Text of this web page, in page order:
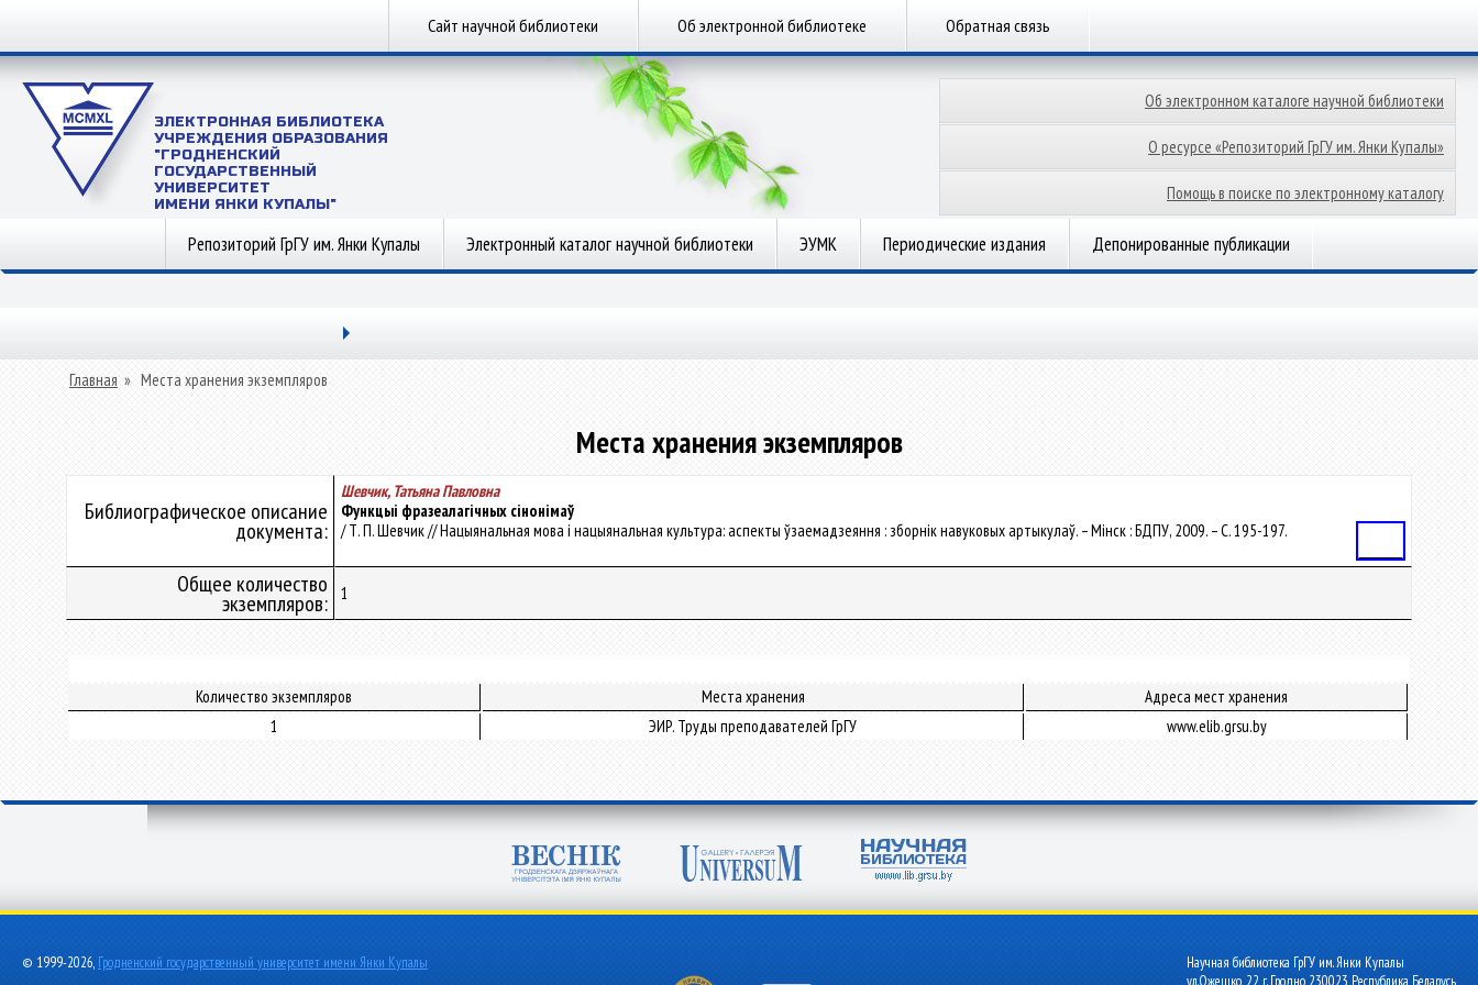
Сайт научной библиотеки Об электронной библиотеке Обратная связь
ЭЛЕКТРОННАЯ БИБЛИОТЕКА
УЧРЕЖДЕНИЯ ОБРАЗОВАНИЯ
"ГРОДНЕНСКИЙ
ГОСУДАРСТВЕННЫЙ
УНИВЕРСИТЕТ
ИМЕНИ ЯНКИ КУПАЛЫ"
Об электронном каталоге научной библиотеки
О ресурсе «Репозиторий ГрГУ им. Янки Купалы»
Помощь в поиске по электронному каталогу
Репозиторий ГрГУ им. Янки Купалы Электронный каталог научной библиотеки ЭУМК Периодические издания Депонированные публикации
Главная » Места хранения экземпляров
Места хранения экземпляров
Библиографическое описание
документа:
Шевчик, Татьяна Павловна
Функцыі фразеалагічных сінонімаў
/ Т. П. Шевчик // Нацыянальная мова і нацыянальная культура: аспекты ўзаемадзеяння : зборнік навуковых артыкулаў. – Мінск : БДПУ, 2009. – С. 195-197.
Общее количество
экземпляров: 1
Количество экземпляров Места хранения
Адреса мест хранения
1
ЭИР. Труды преподавателей ГрГУ www.elib.grsu.by
© 1999-2026, Гродненский государственный университет имени Янки Купалы
Научная библиотека ГрГУ им. Янки Купалы
ул.Ожешко, 22 г. Гродно 230023 Республика Беларусь